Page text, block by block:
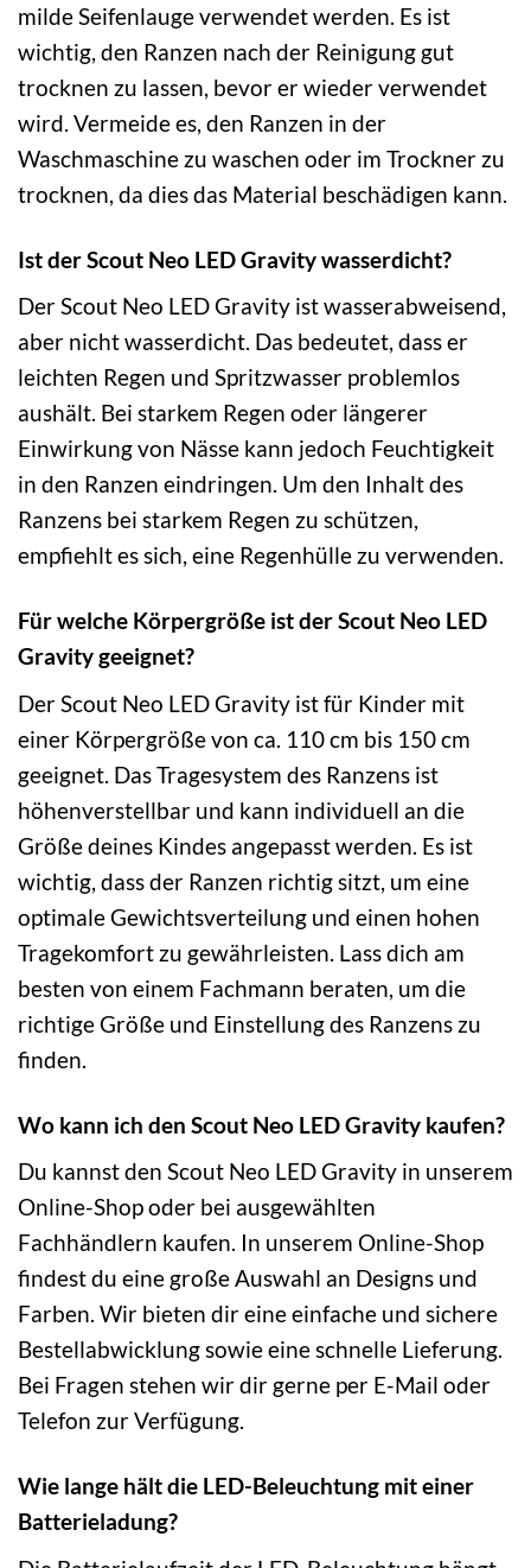
milde Seifenlauge verwendet werden. Es ist
wichtig, den Ranzen nach der Reinigung gut
trocknen zu lassen, bevor er wieder verwendet
wird. Vermeide es, den Ranzen in der
Waschmaschine zu waschen oder im Trockner zu
trocknen, da dies das Material beschädigen kann.
Ist der Scout Neo LED Gravity wasserdicht?
Der Scout Neo LED Gravity ist wasserabweisend,
aber nicht wasserdicht. Das bedeutet, dass er
leichten Regen und Spritzwasser problemlos
aushält. Bei starkem Regen oder längerer
Einwirkung von Nässe kann jedoch Feuchtigkeit
in den Ranzen eindringen. Um den Inhalt des
Ranzens bei starkem Regen zu schützen,
empfiehlt es sich, eine Regenhülle zu verwenden.
Für welche Körpergröße ist der Scout Neo LED
Gravity geeignet?
Der Scout Neo LED Gravity ist für Kinder mit
einer Körpergröße von ca. 110 cm bis 150 cm
geeignet. Das Tragesystem des Ranzens ist
höhenverstellbar und kann individuell an die
Größe deines Kindes angepasst werden. Es ist
wichtig, dass der Ranzen richtig sitzt, um eine
optimale Gewichtsverteilung und einen hohen
Tragekomfort zu gewährleisten. Lass dich am
besten von einem Fachmann beraten, um die
richtige Größe und Einstellung des Ranzens zu
finden.
Wo kann ich den Scout Neo LED Gravity kaufen?
Du kannst den Scout Neo LED Gravity in unserem
Online-Shop oder bei ausgewählten
Fachhändlern kaufen. In unserem Online-Shop
findest du eine große Auswahl an Designs und
Farben. Wir bieten dir eine einfache und sichere
Bestellabwicklung sowie eine schnelle Lieferung.
Bei Fragen stehen wir dir gerne per E-Mail oder
Telefon zur Verfügung.
Wie lange hält die LED-Beleuchtung mit einer
Batterieladung?